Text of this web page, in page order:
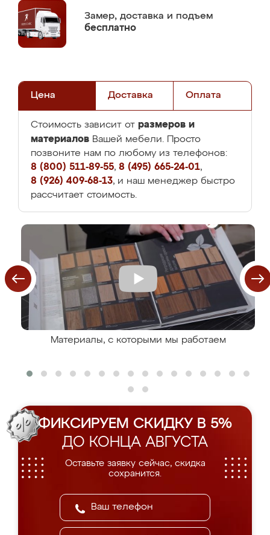
Замер, доставка и подъем
бесплатно
Цена Доставка Оплата
Стоимость зависит от размеров и
материалов Вашей мебели. Просто
позвоните нам по любому из телефонов:
8 (800) 511-89-55, 8 (495) 665-24-01,
8 (926) 409-68-13, и наш менеджер быстро
рассчитает стоимость.
Материалы, с которыми мы работаем
ФИКСИРУЕМ СКИДКУ В 5%
ДО КОНЦА АВГУСТА
Оставьте заявку сейчас, скидка
сохранится.